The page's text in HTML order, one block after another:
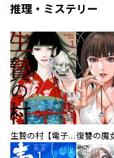
推理・ミステリー
生贄の村【電子単行本版】